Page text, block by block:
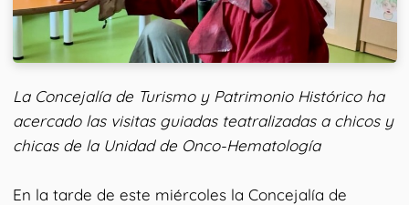
La Concejalía de Turismo y Patrimonio Histórico ha
acercado las visitas guiadas teatralizadas a chicos y
chicas de la Unidad de Onco-Hematología
En la tarde de este miércoles la Concejalía de